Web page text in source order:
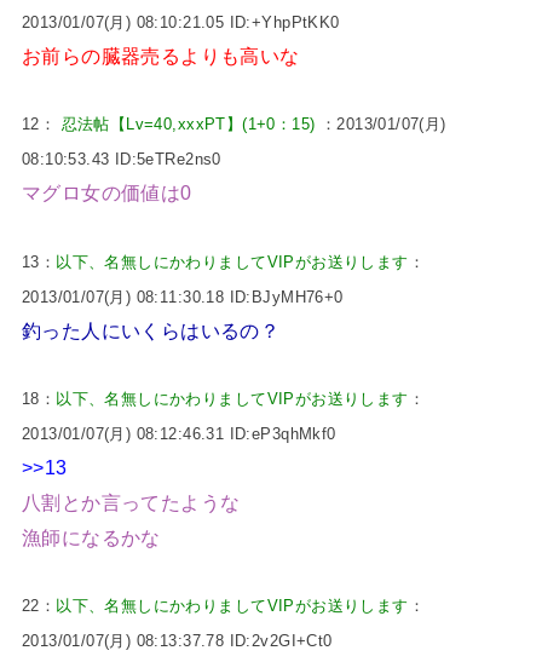
2013/01/07(月) 08:10:21.05 ID:+YhpPtKK0
お前らの臓器売るよりも高いな
12： 忍法帖【Lv=40,xxxPT】(1+0：15)
：2013/01/07(月)
08:10:53.43 ID:5eTRe2ns0
マグロ女の価値は0
13： 以下、名無しにかわりましてVIPがお送りします ：
2013/01/07(月) 08:11:30.18 ID:BJyMH76+0
釣った人にいくらはいるの？
18： 以下、名無しにかわりましてVIPがお送りします ：
2013/01/07(月) 08:12:46.31 ID:eP3qhMkf0
>>13
八割とか言ってたような
漁師になるかな
22： 以下、名無しにかわりましてVIPがお送りします ：
2013/01/07(月) 08:13:37.78 ID:2v2GI+Ct0